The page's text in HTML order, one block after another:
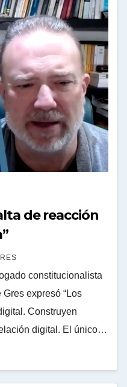
de reacción
constitucionalista
expresó “Los
Construyen
digital. El único…